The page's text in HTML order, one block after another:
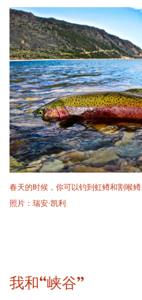
春天的时候，你可以钓到虹鳟和割喉鳟
照片：瑞安·凯利
我和“峡谷”